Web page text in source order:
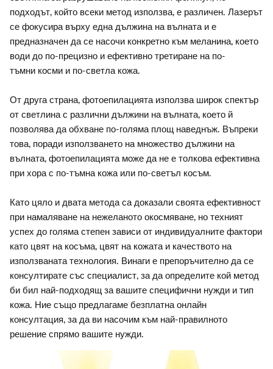
подходът, който всеки метод използва, е различен. Лазерът
се фокусира върху една дължина на вълната и е
предназначен да се насочи конкретно към меланина, което
води до по-прецизно и ефективно третиране на по-
тъмни косми и по-светла кожа.
От друга страна, фотоепилацията използва широк спектър
от светлина с различни дължини на вълната, което й
позволява да обхване по-голяма площ наведнъж. Въпреки
това, поради използването на множество дължини на
вълната, фотоепилацията може да не е толкова ефективна
при хора с по-тъмна кожа или по-светъл косъм.
Като цяло и двата метода са доказали своята ефективност
при намаляване на нежеланото окосмяване, но техният
успех до голяма степен зависи от индивидуалните фактори
като цвят на косъма, цвят на кожата и качеството на
използваната технология. Винаги е препоръчително да се
консултирате със специалист, за да определите кой метод
би бил най-подходящ за вашите специфични нужди и тип
кожа. Ние също предлагаме безплатна онлайн
консултация, за да ви насочим към най-правилното
решение спрямо вашите нужди.